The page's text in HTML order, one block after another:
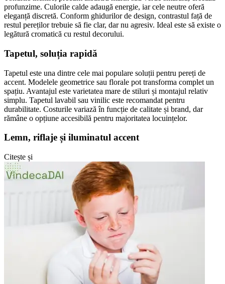
profunzime. Culorile calde adaugă energie, iar cele neutre oferă
eleganță discretă. Conform ghidurilor de design, contrastul față de
restul pereților trebuie să fie clar, dar nu agresiv. Ideal este să existe o
legătură cromatică cu restul decorului.
Tapetul, soluția rapidă
Tapetul este una dintre cele mai populare soluții pentru pereți de
accent. Modelele geometrice sau florale pot transforma complet un
spațiu. Avantajul este varietatea mare de stiluri și montajul relativ
simplu. Tapetul lavabil sau vinilic este recomandat pentru
durabilitate. Costurile variază în funcție de calitate și brand, dar
rămâne o opțiune accesibilă pentru majoritatea locuințelor.
Lemn, riflaje și iluminatul accent
Citește și